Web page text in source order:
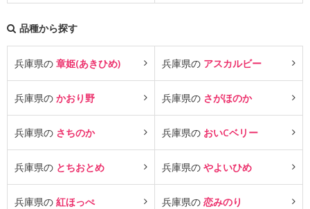
品種から探す
兵庫県の 章姫(あきひめ) 兵庫県の アスカルビー
兵庫県の かおり野 兵庫県の さがほのか
兵庫県の さちのか 兵庫県の おいCベリー
兵庫県の とちおとめ 兵庫県の やよいひめ
兵庫県の 紅ほっぺ 兵庫県の 恋みのり